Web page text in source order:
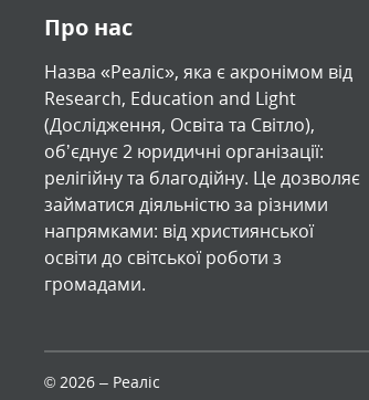
Про нас
Назва «Реаліс», яка є акронімом від
Research, Education and Light
(Дослідження, Освіта та Світло),
обʼєднує 2 юридичні організації:
релігійну та благодійну. Це дозволяє
займатися діяльністю за різними
напрямками: від християнської
освіти до світської роботи з
громадами.
© 2026 – Реаліс